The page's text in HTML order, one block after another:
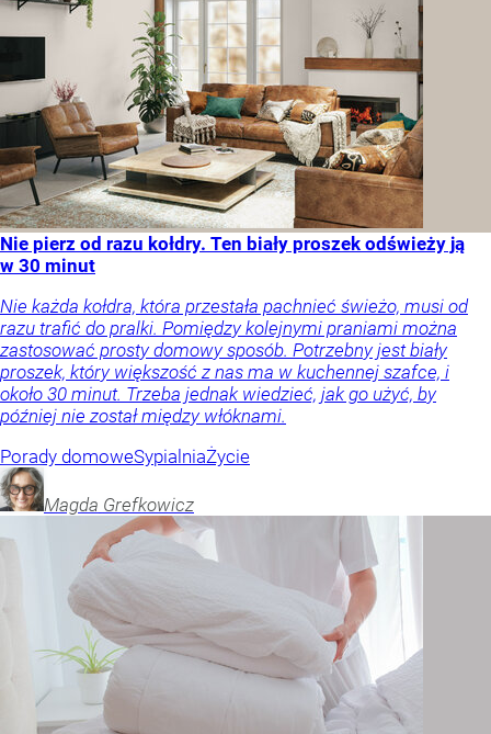
Nie pierz od razu kołdry. Ten biały proszek odświeży ją
w 30 minut
Nie każda kołdra, która przestała pachnieć świeżo, musi od
razu trafić do pralki. Pomiędzy kolejnymi praniami można
zastosować prosty domowy sposób. Potrzebny jest biały
proszek, który większość z nas ma w kuchennej szafce, i
około 30 minut. Trzeba jednak wiedzieć, jak go użyć, by
później nie został między włóknami.
Porady domoweSypialniaŻycie
Magda Grefkowicz